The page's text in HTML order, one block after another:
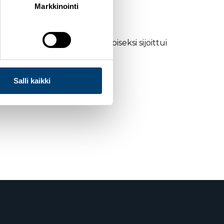
Markkinointi
Salli kaikki
Sergey Ardashev
. Toiseksi sijoittui